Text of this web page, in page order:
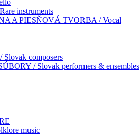
instruments
A PIESŇOVÁ TVORBA / Vocal
composers
/ Slovak performers & ensembles
music